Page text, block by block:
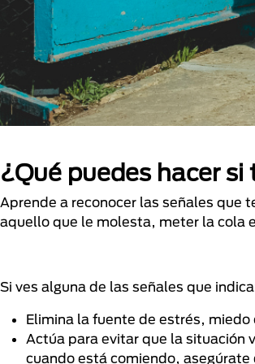
¿Qué puedes hacer
Aprende a reconocer las señales que
aquello que le molesta, meter la cola
Si ves alguna de las señales que
Elimina la fuente de estrés, miedo
Actúa para evitar que la situación
cuando está comiendo, asegúrate